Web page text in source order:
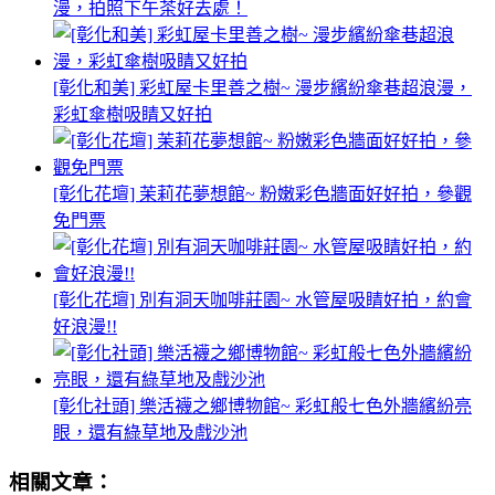
漫，拍照下午茶好去處！
[彰化和美] 彩虹屋卡里善之樹~ 漫步繽紛傘巷超浪漫，
彩虹傘樹吸睛又好拍
[彰化花壇] 茉莉花夢想館~ 粉嫩彩色牆面好好拍，參觀
免門票
[彰化花壇] 別有洞天咖啡莊園~ 水管屋吸睛好拍，約會
好浪漫!!
[彰化社頭] 樂活襪之鄉博物館~ 彩虹般七色外牆繽紛亮
眼，還有綠草地及戲沙池
相關文章：